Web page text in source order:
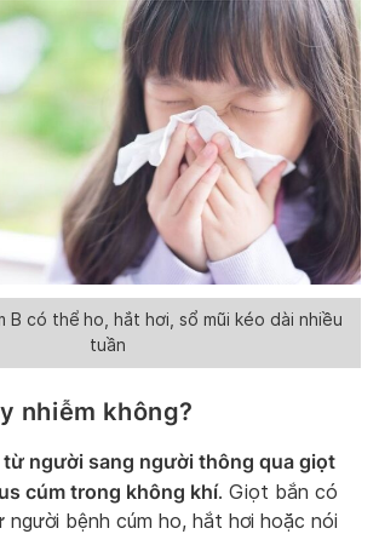
B có thể ho, hắt hơi, sổ mũi kéo dài nhiều
tuần
nhiễm không?
từ người sang người thông qua giọt
cúm trong không khí. Giọt bắn có
bệnh cúm ho, hắt hơi hoặc nói